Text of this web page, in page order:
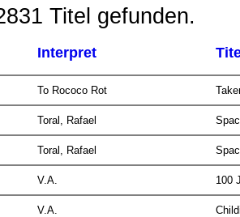
Titel gefunden.
Interpret
To Rococo Rot
Toral, Rafael
Toral, Rafael
V.A. 100
V.A.